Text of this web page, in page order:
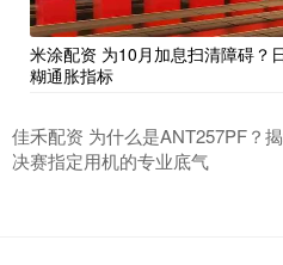
米涂配资 为10月加息扫清障碍？
糊通胀指标
佳禾配资 为什么是ANT257PF？
决赛指定用机的专业底气